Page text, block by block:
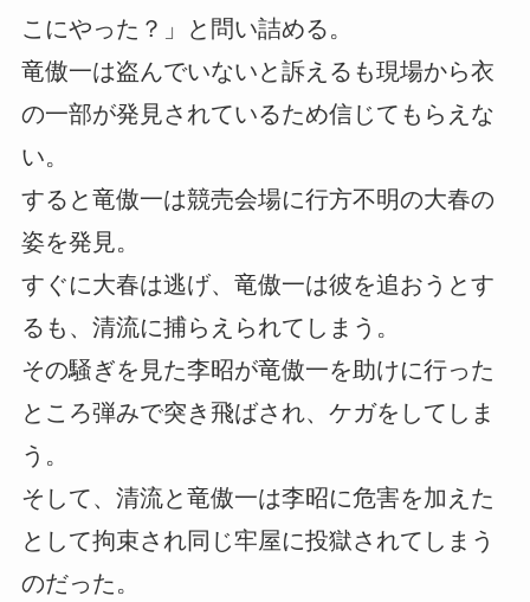
こにやった？」と問い詰める。
竜傲一は盗んでいないと訴えるも現場から衣
の一部が発見されているため信じてもらえな
い。
すると竜傲一は競売会場に行方不明の大春の
姿を発見。
すぐに大春は逃げ、竜傲一は彼を追おうとす
るも、清流に捕らえられてしまう。
その騒ぎを見た李昭が竜傲一を助けに行った
ところ弾みで突き飛ばされ、ケガをしてしま
う。
そして、清流と竜傲一は李昭に危害を加えた
として拘束され同じ牢屋に投獄されてしまう
のだった。